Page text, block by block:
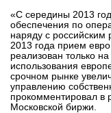
вконтакте
телеграм
Стать
Вход
«С середины 2013
обеспечения по
наряду с
2013 года прием
реализован только
использования
срочном рынке
управлению
прокомментировал в
Московской биржи.